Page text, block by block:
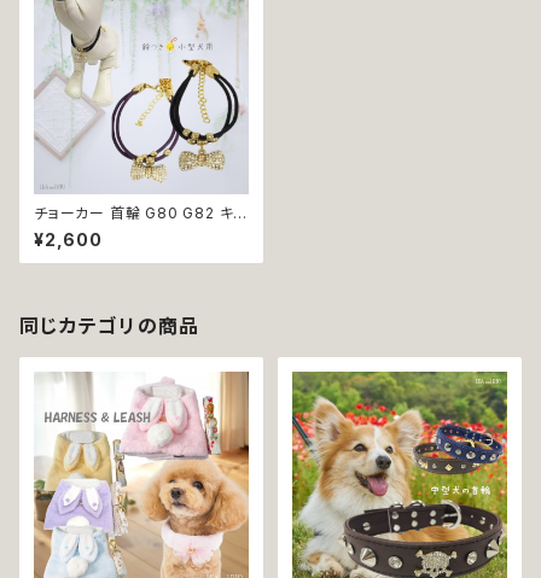
チョーカー 首輪 G80 G82 キラ
キラ アクセサリー ブラック パー
プル キャメル リボン 鈴付き 小
型犬 犬 猫 犬服 猫服 犬の服 猫
¥2,600
同じカテゴリの商品